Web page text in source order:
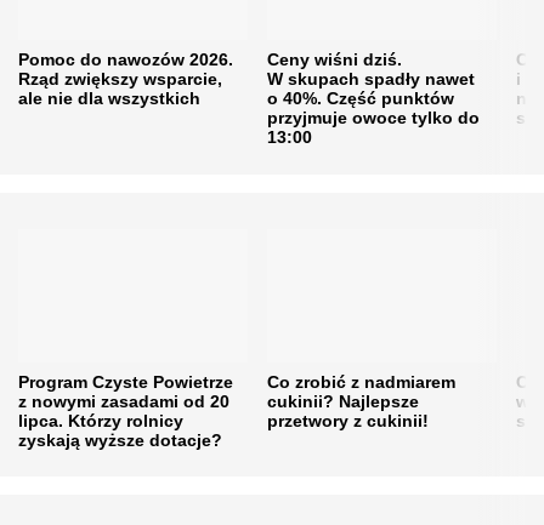
Pomoc do nawozów 2026.
Rząd zwiększy wsparcie,
ale nie dla wszystkich
Ceny wiśni dziś.
W skupach spadły nawet
o 40%. Część punktów
przyjmuje owoce tylko do
13:00
i
Program Czyste Powietrze
z nowymi zasadami od 20
lipca. Którzy rolnicy
zyskają wyższe dotacje?
Co zrobić z nadmiarem
cukinii? Najlepsze
przetwory z cukinii!
w